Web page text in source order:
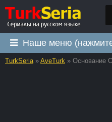
Наше меню
TurkSeria» AveTurk » Основание